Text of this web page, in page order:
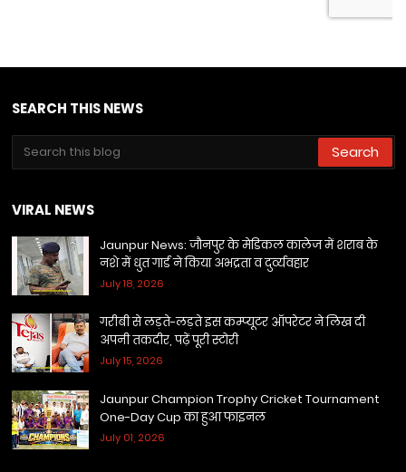
SEARCH THIS NEWS
VIRAL NEWS
Jaunpur News: जौनपुर के मेडिकल कालेज में शराब के
नशे में धुत गार्ड ने किया अभद्रता व दुर्व्यवहार
July 18, 2026
गरीबी से लड़ते-लड़ते इस कम्प्यूटर ऑपरेटर ने लिख दी
अपनी तकदीर, पढ़ें पूरी स्टोरी
July 15, 2026
Jaunpur Champion Trophy Cricket Tournament
One-Day Cup का हुआ फाइनल
July 01, 2026